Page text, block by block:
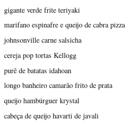
gigante verde frite teriyaki
marifano espinafre e queijo de cabra pizza
johnsonville carne salsicha
cereja pop tortas Kellogg
purê de batatas idahoan
longo banheiro camarão frito de prata
queijo hambúrguer krystal
cabeça de queijo havarti de javali